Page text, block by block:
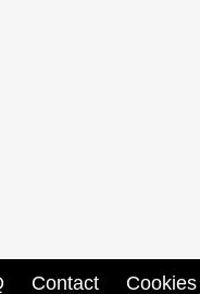
Contact Cookies